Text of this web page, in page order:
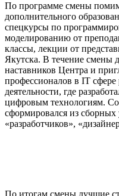
По программе смены
дополнительного
спецкурсы по
моделированию от
классы, лекции от
Якутска. В течение смены
наставников Центра и
профессионалов в IT сфере
деятельности, где
цифровым технологиям.
сформировался из сборных
«разработчиков»,
По итогам смены лучшие